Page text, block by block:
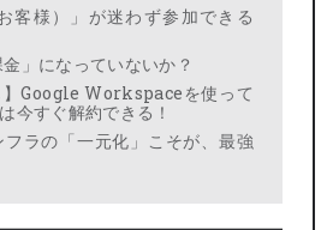
客様）」が迷わず参加できる
」になっていないか？
】Google Workspaceを使って
今すぐ解約できる！
ラの「一元化」こそが、最強